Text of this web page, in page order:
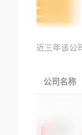
近三年该公
公司名称